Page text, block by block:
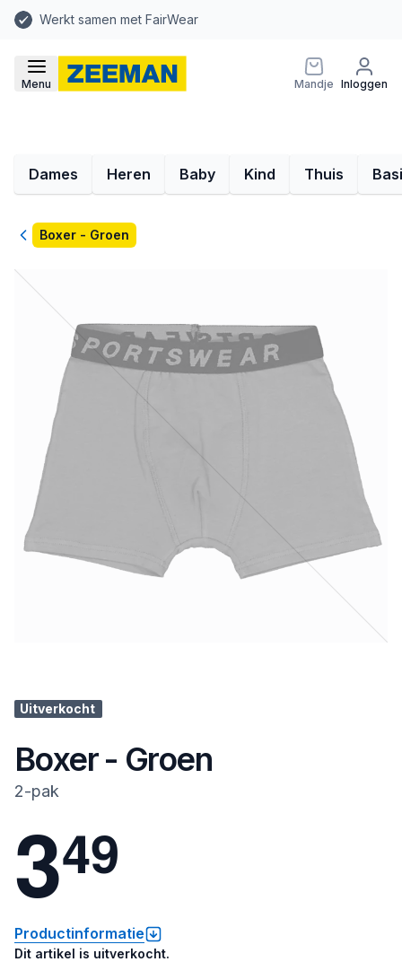
Werkt samen met FairWear
Menu Mandje Inloggen
Dames Heren Baby Kind Thuis
TerugBoxer - Groen
Uitverkocht
Boxer - Groen
2-pak
349
Productinformatie
Dit artikel is uitverkocht.